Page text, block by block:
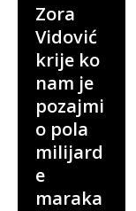
Zora
Vidović
krije ko
nam je
pozajmi
o pola
milijard
e
maraka